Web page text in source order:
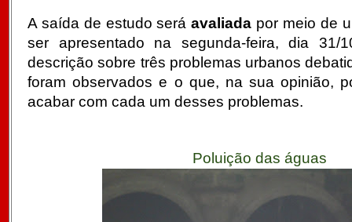
A saída de estudo seráavaliada por meio de
ser apresentado na segunda-feira, dia 31/
descrição sobre três problemas urbanos
foram observados e o que, na sua opinião,
acabar com cada um desses problemas.
Poluição das águas